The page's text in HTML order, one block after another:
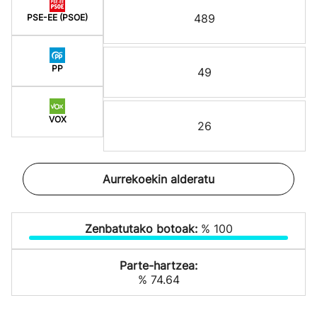
PSE-EE (PSOE)
PP
VOX
489
49
26
Aurrekoekin alderatu
Zenbatutako botoak: % 100
Parte-hartzea:
% 74.64